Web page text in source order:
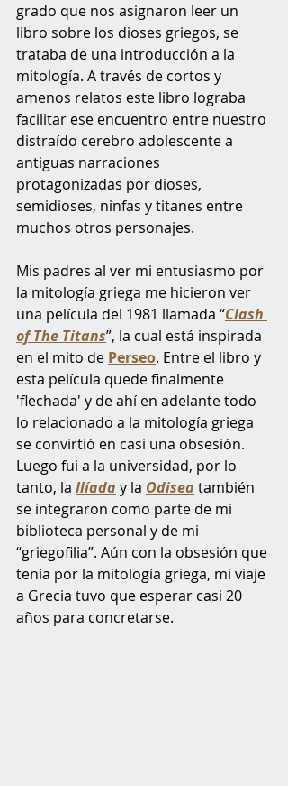
grado que nos asignaron leer un
libro sobre los dioses griegos, se
trataba de una introducción a la
mitología. A través de cortos y
amenos relatos este libro lograba
facilitar ese encuentro entre nuestro
distraído cerebro adolescente a
antiguas narraciones
protagonizadas por dioses,
semidioses, ninfas y titanes entre
muchos otros personajes.
Mis padres al ver mi entusiasmo por
la mitología griega me hicieron ver
una película del 1981 llamada “Clash
of The Titans”, la cual está inspirada
en el mito de Perseo. Entre el libro y
esta película quede finalmente
'flechada' y de ahí en adelante todo
lo relacionado a la mitología griega
se convirtió en casi una obsesión.
Luego fui a la universidad, por lo
tanto, la Ilíada y la Odisea también
se integraron como parte de mi
biblioteca personal y de mi
“griegofilia”. Aún con la obsesión que
tenía por la mitología griega, mi viaje
a Grecia tuvo que esperar casi 20
años para concretarse.